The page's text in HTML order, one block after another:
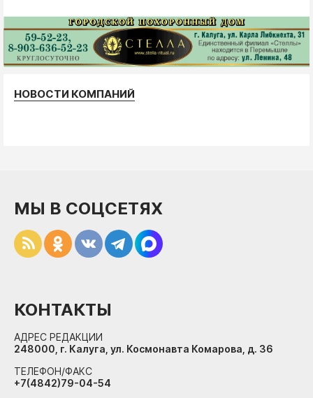
НОВОСТИ КОМПАНИЙ
МЫ В СОЦСЕТЯХ
КОНТАКТЫ
АДРЕС РЕДАКЦИИ
248000, г. Калуга, ул. Космонавта Комарова, д. 36
ТЕЛЕФОН/ФАКС
+7(4842)79-04-54